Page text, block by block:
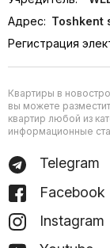
Адрес: Toshkent
Регистрация
Квартиры в
вы можете
квартир любой из
информационные
Telegram
Facebook
Instagram